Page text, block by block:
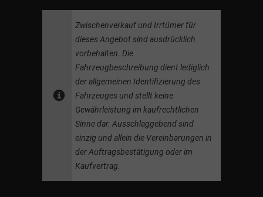
Zwischenverkauf und Irrtümer für
dieses Angebot sind ausdrücklich
vorbehalten. Die
Fahrzeugbeschreibung dient lediglich
der allgemeinen Identifizierung des
Fahrzeuges und stellt keine
Gewährleistung im kaufrechtlichen
Sinne dar. Ausschlaggebend sind
einzig und allein die Vereinbarungen in
der Auftragsbestätigung oder im
Kaufvertrag.